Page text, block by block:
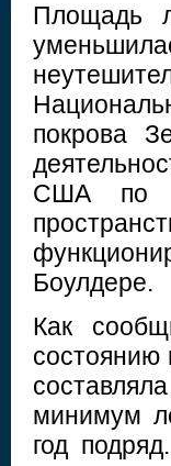
Площадь
покрова
США по
Боулдере.
Как
состоянию
минимум
год